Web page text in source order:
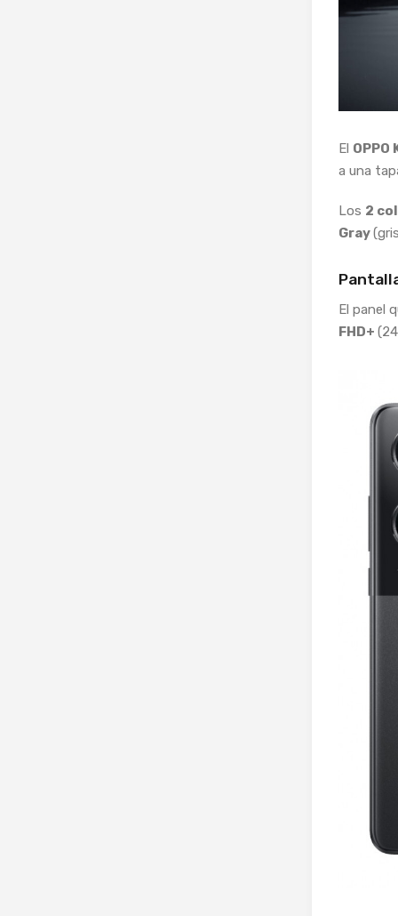
El OPPO
a una
Los 2
Gray
El panel
FHD+